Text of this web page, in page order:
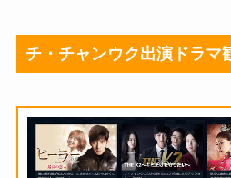
チ・チャンウク出演ドラマ